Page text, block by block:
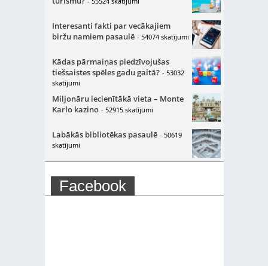
Interesanti fakti par vecākajiem
biržu namiem pasaulē - 54074 skatījumi
Kādas pārmaiņas piedzīvojušas
tiešsaistes spēles gadu gaitā? - 53032
skatījumi
Miljonāru iecienītākā vieta – Monte
Karlo kazino - 52915 skatījumi
Labākās bibliotēkas pasaulē - 50619
skatījumi
Facebook